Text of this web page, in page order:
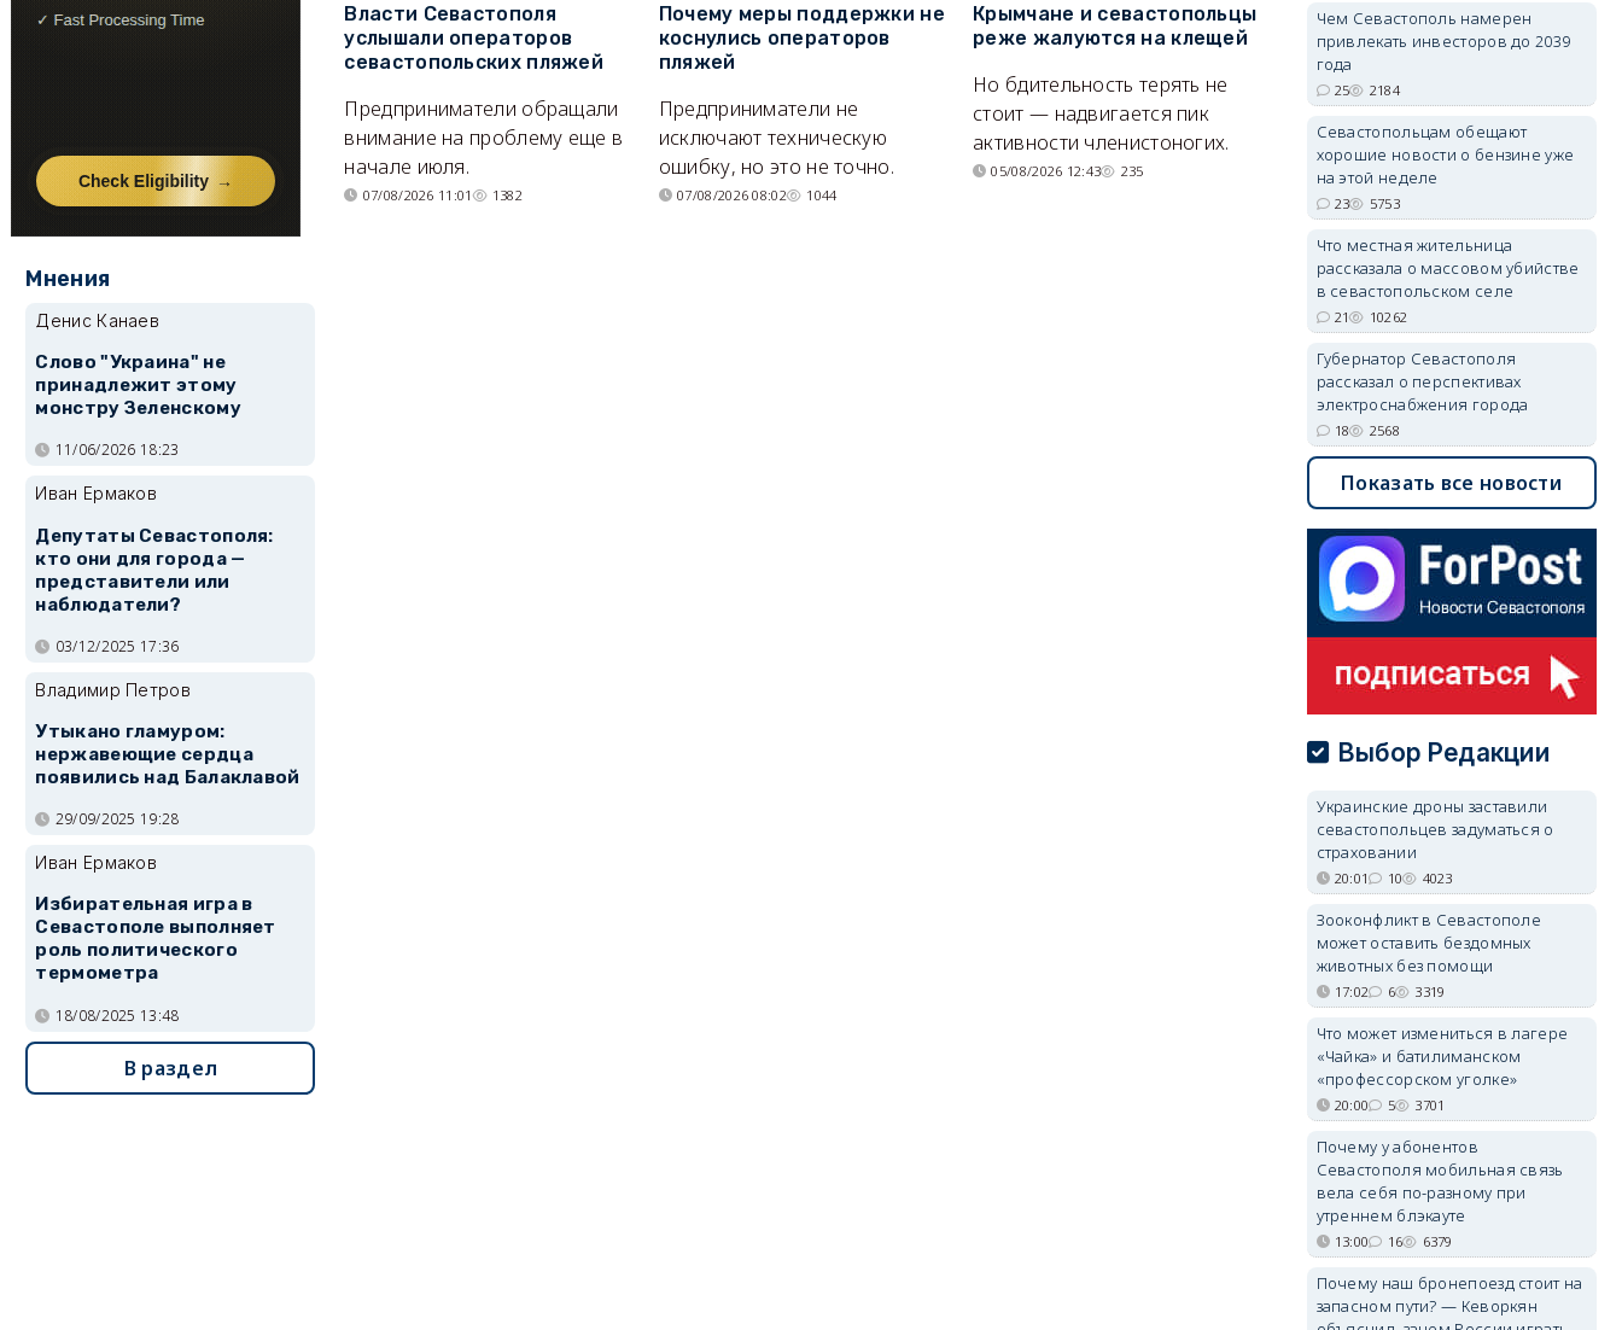
Власти Севастополя
услышали операторов
севастопольских пляжей
Предприниматели обращали
внимание на проблему еще в
начале июля.
07/08/2026 11:01 1382
Почему меры поддержки не
коснулись операторов
пляжей
Предприниматели не
исключают техническую
ошибку, но это не точно.
07/08/2026 08:02 1044
Крымчане и севастопольцы
реже жалуются на клещей
Но бдительность терять не
стоит — надвигается пик
активности членистоногих.
05/08/2026 12:43 235
В Севастополе утвердили
проект застройки центра
Балаклавы
Там появится туристический
квартал с отелями и
парковками.
05/08/2026 08:01
Мнения
Денис Канаев
Слово "Украина" не
принадлежит этому
монстру Зеленскому
11/06/2026 18:23
Иван Ермаков
Депутаты Севастополя:
кто они для города —
представители или
наблюдатели?
03/12/2025 17:36
Владимир Петров
Утыкано гламуром:
нержавеющие сердца
появились над Балаклавой
29/09/2025 19:28
Иван Ермаков
Избирательная игра в
Севастополе выполняет
роль политического
термометра
18/08/2025 13:48
В раздел
Чем Севастополь намерен
привлекать инвесторов до 2039
года
25 2184
Севастопольцам обещают
хорошие новости о бензине уже
на этой неделе
23 5753
Что местная жительница
рассказала о массовом убийстве
в севастопольском селе
21 10262
Губернатор Севастополя
рассказал о перспективах
электроснабжения города
18 2568
Показать все новости
Выбор Редакции
Украинские дроны заставили
севастопольцев задуматься о
страховании
20:01 10 4023
Зооконфликт в Севастополе
может оставить бездомных
животных без помощи
17:02 6 3319
Что может измениться в лагере
«Чайка» и батилиманском
«профессорском уголке»
20:00 5 3701
Почему у абонентов
Севастополя мобильная связь
вела себя по-разному при
утреннем блэкауте
13:00 16 6379
Почему наш бронепоезд стоит на
запасном пути? — Кеворкян